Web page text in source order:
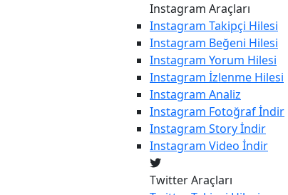
Instagram Araçları
Instagram Takipçi Hilesi
Instagram Beğeni Hilesi
Instagram Yorum Hilesi
Instagram İzlenme Hilesi
Instagram Analiz
Instagram Fotoğraf İndir
Instagram Story İndir
Instagram Video İndir
Twitter Araçları